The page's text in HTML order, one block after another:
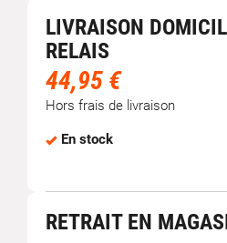
LIVRAISON
RELAIS
44,95 €
Hors frais de livraison
En stock
RETRAIT EN